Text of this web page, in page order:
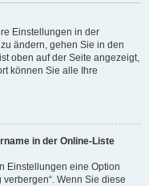
Einstellungen in der
ändern, gehen Sie in den
oben auf der Seite angezeigt,
können Sie alle Ihre
in der Online-Liste
Einstellungen eine Option
Wenn Sie diese